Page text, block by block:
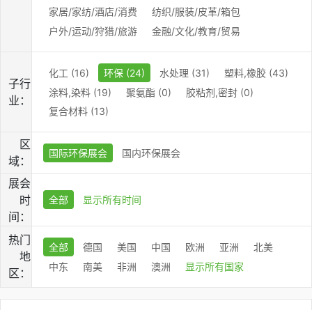
家居/家纺/酒店/消费
纺织/服装/皮革/箱包
户外/运动/狩猎/旅游
金融/文化/教育/贸易
子行
业：
化工 (16) 环保 (24) 水处理 (31)
塑料,橡胶 (43)
涂料,染料 (19)
聚氨酯 (0)
胶粘剂,密封 (0)
复合材料 (13)
区
域：
国际环保展会 国内环保展会
展会
时
间：
全部 显示所有时间
热门
地
区：
全部 德国 美国 中国 欧洲 亚洲
北美
中东
南美 非洲 澳洲 显示所有国家